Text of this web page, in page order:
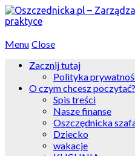
Menu Close
Zacznij tutaj
Polityka
O czym chcesz poczytać?
Spis treści
Nasze finanse
Oszczędnicka
Dziecko
wakacje